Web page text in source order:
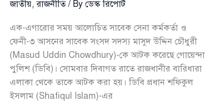
জাতীয়,রাজনীতি/ By ডেস্ক রিপোর্ট
এক-এগারোর সময় আলোচিত সাবেক সেনা কর্মকর্তা ও
ফেনী-৩ আসনের সাবেক সংসদ সদস্য মাসুদ উদ্দিন চৌধুরী
(Masud Uddin Chowdhury)-কে আটক করেছে গোয়েন্দা
পুলিশ (ডিবি)। সোমবার দিবাগত রাতে রাজধানীর বারিধারা
এলাকা থেকে তাকে আটক করা হয়। ডিবি প্রধান শফিকুল
ইসলাম (Shafiqul Islam)-এর